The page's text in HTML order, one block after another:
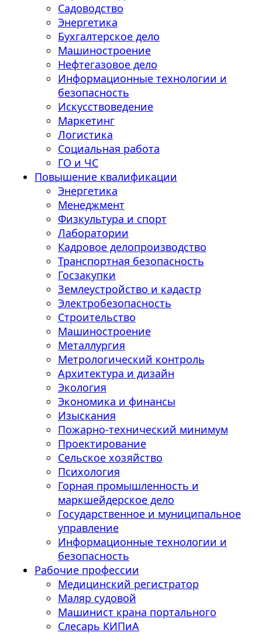
Садоводство
Энергетика
Бухгалтерское дело
Машиностроение
Нефтегазовое дело
Информационные технологии и
безопасность
Искусствоведение
Маркетинг
Логистика
Социальная работа
ГО и ЧС
Повышение квалификации
Энергетика
Менеджмент
Физкультура и спорт
Лаборатории
Кадровое делопроизводство
Транспортная безопасность
Госзакупки
Землеустройство и кадастр
Электробезопасность
Строительство
Машиностроение
Металлургия
Метрологический контроль
Архитектура и дизайн
Экология
Экономика и финансы
Изыскания
Пожарно-технический минимум
Проектирование
Сельское хозяйство
Психология
Горная промышленность и
маркшейдерское дело
Государственное и муниципальное
управление
Информационные технологии и
безопасность
Рабочие профессии
Медицинский регистратор
Маляр судовой
Машинист крана портального
Слесарь КИПиА